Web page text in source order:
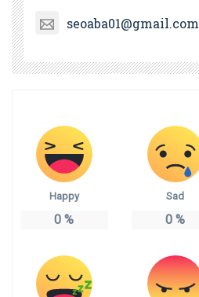
seoaba01@gmail.com
Happy
0 %
Sad
0 %